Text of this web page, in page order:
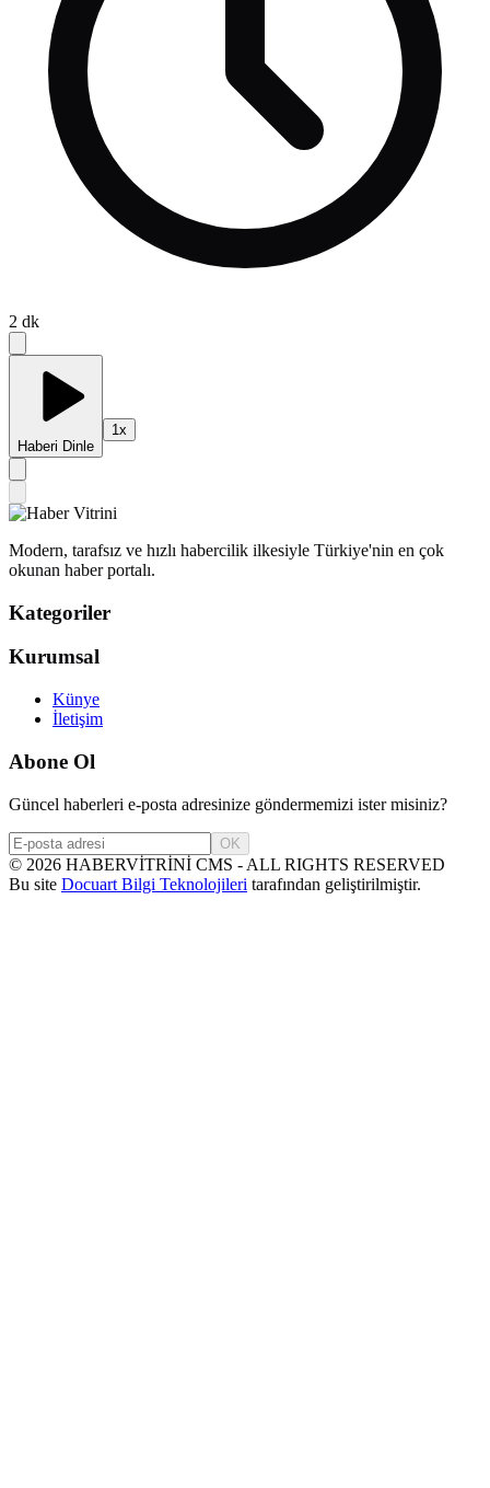
2 dk
Haberi Dinle
1 x
Modern, tarafsız ve hızlı habercilik ilkesiyle Türkiye'nin en çok
okunan haber portalı.
Kategoriler
Kurumsal
Künye
İletişim
Abone Ol
Güncel haberleri e-posta adresinize göndermemizi ister misiniz?
OK
© 2026 HABERVİTRİNİ CMS - ALL RIGHTS RESERVED
Bu site Docuart Bilgi Teknolojileri tarafından geliştirilmiştir.